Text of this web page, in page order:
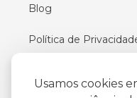
Usamos cookies
Blog
Política de